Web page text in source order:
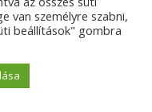
van személyre szabni,
beállítások" gombra